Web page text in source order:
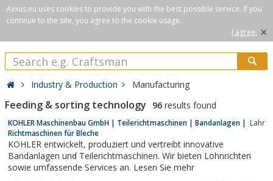
Axxus.eu uses cookies to provide you with the best possible service. If you
continue to the site, you agree to the cookie usage.
I agree. ×
Industry & Production Manufacturing
Feeding & sorting technology 96 results found
KOHLER Maschinenbau GmbH | Teilerichtmaschinen | Bandanlagen |
Richtmaschinen für Bleche
Lahr
KOHLER entwickelt, produziert und vertreibt innovative
Bandanlagen und Teilerichtmaschinen. Wir bieten Lohnrichten
sowie umfassende Services an. Lesen Sie mehr